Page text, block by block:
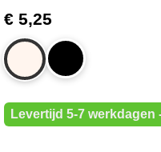
€ 5,25
Levertijd 5-7 werkdagen